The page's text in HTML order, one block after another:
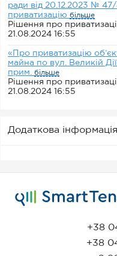
ради від 20.12.2023 №
приватизацію більше
Рішення про
21.08.2024 16:55
«Про приватизацію
майна по вул. Великій
прим. більше
Рішення про
21.08.2024 16:55
Додаткова інформація
+38
+38